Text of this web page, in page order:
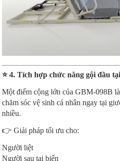
⭐ 4. Tích hợp chức năng gội đầu
Một điểm cộng lớn của GBM-098B
chăm sóc vệ sinh cá nhân ngay tại
nhiều.
👉 Giải pháp tối ưu cho:
Người liệt
Người sau tai biến